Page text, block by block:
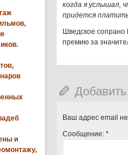
и
когда я услышал,
придется
Шведское
премию за
Ваш адрес email
Сообщение: *